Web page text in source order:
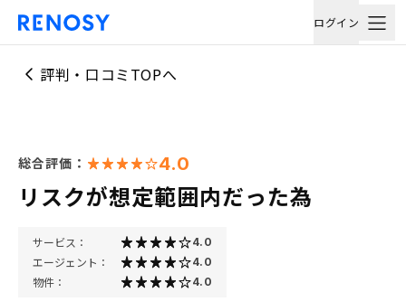
ログイン
評判・口コミTOPへ
総合評価： 4.0
リスクが想定範囲内だった為
サービス： 4.0
エージェント： 4.0
物件： 4.0